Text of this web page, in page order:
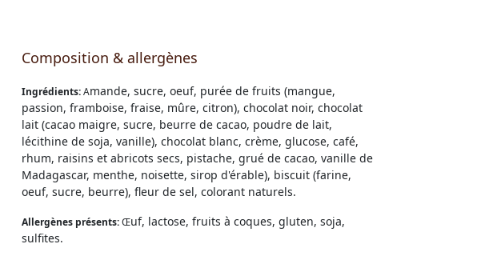
Composition & allergènes
Ingrédients:Amande, sucre, oeuf, purée de fruits (mangue,
passion, framboise, fraise, mûre, citron), chocolat noir, chocolat
lait (cacao maigre, sucre, beurre de cacao, poudre de lait,
lécithine de soja, vanille), chocolat blanc, crème, glucose, café,
rhum, raisins et abricots secs, pistache, grué de cacao, vanille de
Madagascar, menthe, noisette, sirop d'érable), biscuit (farine,
oeuf, sucre, beurre), fleur de sel, colorant naturels.
Allergènes présents:Œuf, lactose, fruits à coques, gluten, soja,
sulfites.